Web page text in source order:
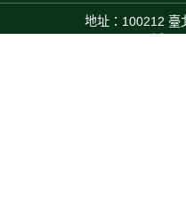
地址：100212 臺